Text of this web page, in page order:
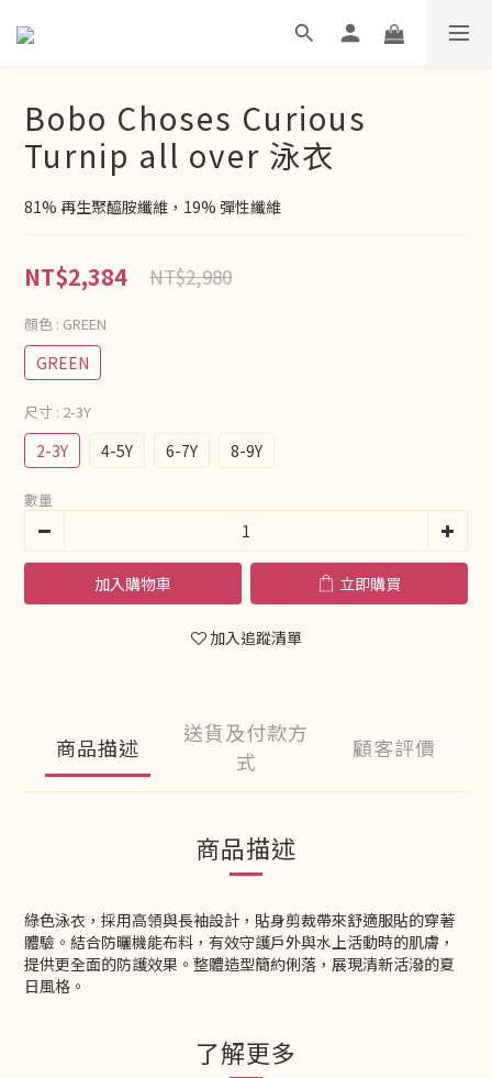
Bobo Choses Curious
Turnip all over 泳衣
81% 再生聚醯胺纖維，19% 彈性纖維
NT$2,384 NT$2,980
顏色 : GREEN
GREEN
尺寸 : 2-3Y
2-3Y 4-5Y 6-7Y 8-9Y
數量
加入購物車 立即購買
加入追蹤清單
商品描述
送貨及付款方
式
顧客評價
商品描述
綠色泳衣，採用高領與長袖設計，貼身剪裁帶來舒適服貼的穿著
體驗。結合防曬機能布料，有效守護戶外與水上活動時的肌膚，
提供更全面的防護效果。整體造型簡約俐落，展現清新活潑的夏
日風格。
了解更多